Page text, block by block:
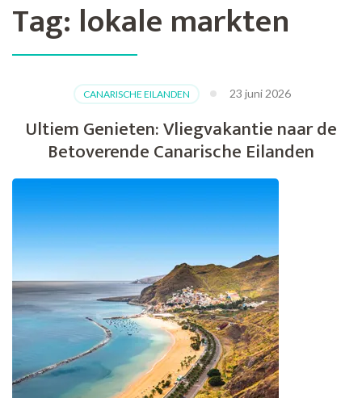
Tag: lokale markten
CANARISCHE EILANDEN 23 juni 2026
Ultiem Genieten: Vliegvakantie naar de
Betoverende Canarische Eilanden